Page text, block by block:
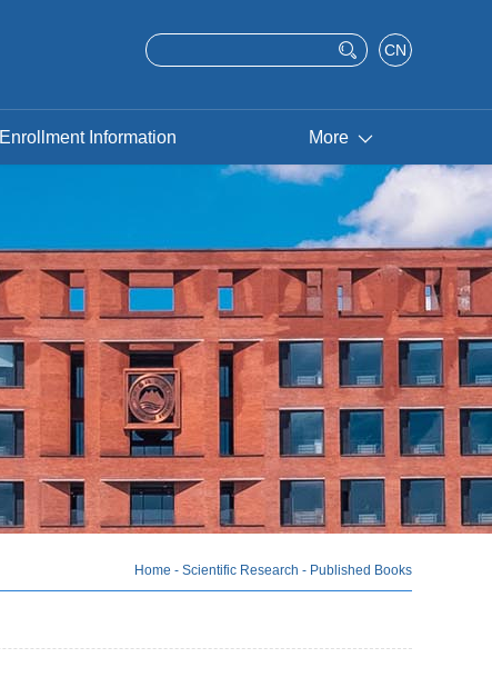
CN
Enrollment Information More
Home - Scientific Research - Published Books